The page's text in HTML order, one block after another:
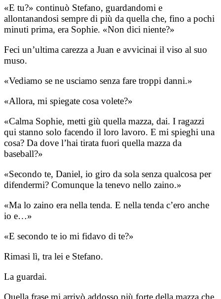
«E tu?» continuò Stefano, guardandomi e
allontanandosi sempre di più da quella che, fino a pochi
minuti prima, era Sophie. «Non dici niente?»
Feci un’ultima carezza a Juan e avvicinai il viso al suo
muso.
«Vediamo se ne usciamo senza fare troppi danni.»
«Allora, mi spiegate cosa volete?»
«Calma Sophie, metti giù quella mazza, dai. I ragazzi
qui stanno solo facendo il loro lavoro. E mi spieghi una
cosa? Da dove l’hai tirata fuori quella mazza da
baseball?»
«Secondo te, Daniel, io giro da sola senza qualcosa per
difendermi? Comunque la tenevo nello zaino.»
«Ma lo zaino era nella tenda. E nella tenda c’ero anche
io e…»
«E secondo te io mi fidavo di te?»
Rimasi lì, tra lei e Stefano.
La guardai.